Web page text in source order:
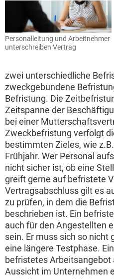
Personalleitung und Arbeitnehmer
unterschreiben Vertrag
zwei unterschiedliche
zweckgebundene
Befristung. Die
Zeitspanne der
bei einer
Zweckbefristung verfolgt
bestimmten Zieles, wie
Frühjahr. Wer Personal
nicht sicher ist, ob eine
greift gerne auf befristete
Vertragsabschluss gilt es
zu prüfen, in dem die
beschrieben ist. Ein
auch für den Angestellten
sein. Er muss sich so nicht
eine längere Testphase.
befristetes Arbeitsangebot
Aussicht im Unternehmen